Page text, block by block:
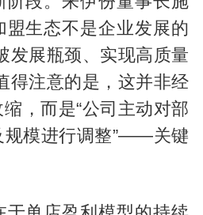
盟生态不是企业发展的
发展瓶颈、实现高质量
得注意的是，这并非经
，而是“公司主动对部
规模进行调整”——关键